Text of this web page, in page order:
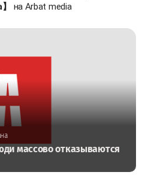
на Arbat media
массово отказываются